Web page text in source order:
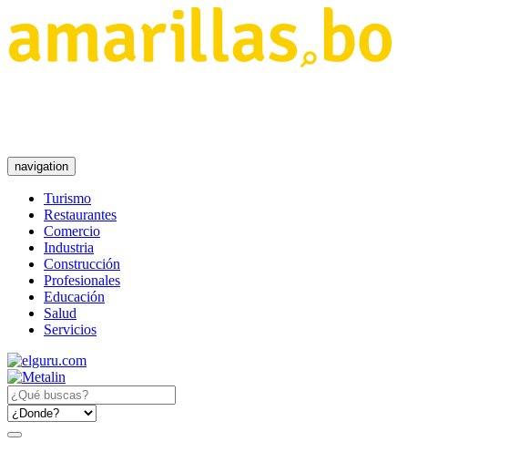
navigation
Turismo
Restaurantes
Comercio
Industria
Construcción
Profesionales
Educación
Salud
Servicios